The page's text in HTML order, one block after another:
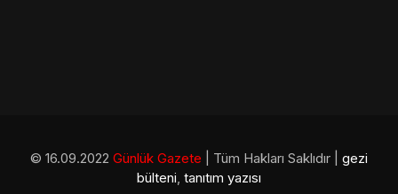
© 16.09.2022 Günlük Gazete | Tüm Hakları Saklıdır | gezi
bülteni, tanıtım yazısı